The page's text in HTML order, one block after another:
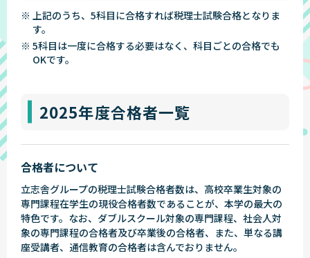
※ 上記のうち、5科目に合格すれば税理士試験合格となりま
す。
※ 5科目は一度に合格する必要はなく、科目ごとの合格でも
OKです。
2025年度合格者一覧
合格者について
立志舎グループの税理士試験合格者数は、高校卒業生対象の
専門課程在学生の現役合格者数であることが、本学の最大の
特色です。なお、ダブルスクール対象の専門課程、社会人対
象の専門課程の合格者及び卒業後の合格者、また、単なる講
座受講者、通信教育の合格者は含んでおりません。